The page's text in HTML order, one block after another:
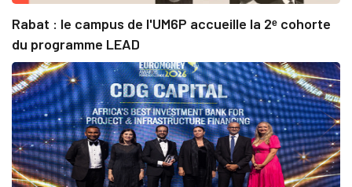
Rabat : le campus de l'UM6P accueille la 2ᵉ cohorte
du programme LEAD